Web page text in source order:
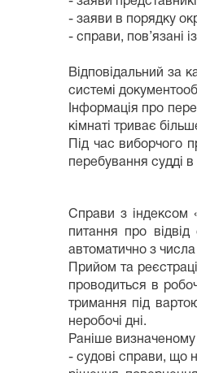
- заяви в порядку
- справи, пов’язані
Відповідальний за
системі
Інформація про
кімнаті триває
Під час виборчого
перебування судді в
Справи з індексом
питання про
автоматично з
Прийом та
проводиться в
тримання під
неробочі дні.
Раніше визначеному
- судові справи, що